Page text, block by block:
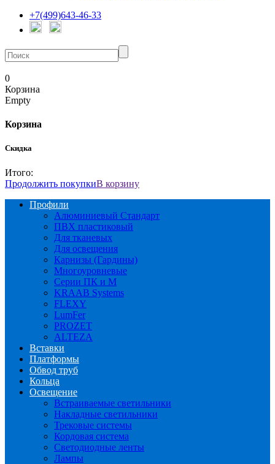
+7(499)643-46-33
0
Корзина
Empty
Корзина
Скидка
Итого:
Продолжить покупкиВ корзину
Профили
Алюминиевый Стандарт
ПВХ пластиковый
Для тканевых
Для освещения
Карнизы (Гардины)
Многоуровневые
Серии ПК и М
KRAAB Systems
FLEXY
LumFer
PROZET
ALTEZA
Вставки
Платформы
Обвод труб
Кольца
Освещение
Встраиваемые светильники
Накладные светильники
Трековые системы
Кордовая система
Светодиодные ленты
Лампы